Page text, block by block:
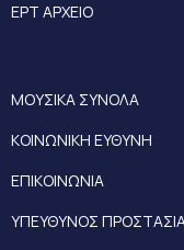
ΕΡΤ ΑΡΧΕΙΟ
ΜΟΥΣΙΚΑ ΣΥΝΟΛΑ
ΚΟΙΝΩΝΙΚΗ ΕΥΘΥΝΗ
ΕΠΙΚΟΙΝΩΝΙΑ
ΥΠΕΥΘΥΝΟΣ